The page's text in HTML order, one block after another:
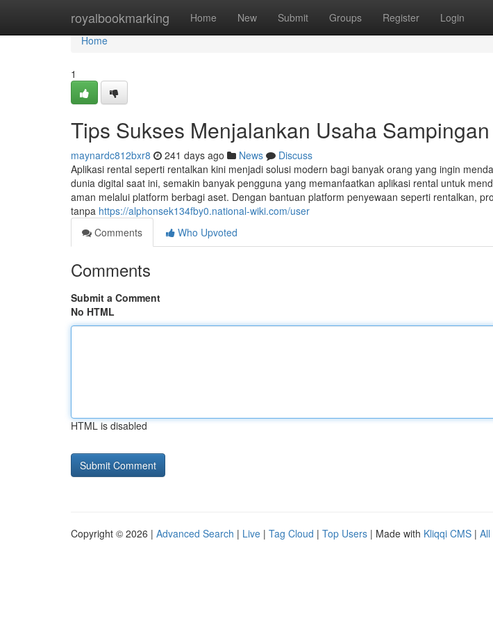
royalbookmarking Home New Submit Groups Register Login
Home
Home
1
Tips Sukses Menjalankan Usaha
maynardc812bxr8 241 days ago News
Discuss
Aplikasi rental seperti rentalkan kini menjadi solusi modern bagi banyak orang yang ingin
dunia digital saat ini, semakin banyak pengguna yang memanfaatkan aplikasi rental untuk
aman melalui platform berbagi aset. Dengan bantuan platform penyewaan seperti rentalkan,
tanpa https://alphonsek134fby0.national-wiki.com/user
Comments
Who Upvoted
Comments
Submit a Comment
No HTML
HTML is disabled
Copyright © 2026 | Advanced Search | Live | Tag Cloud | Top Users | Made with Kliqqi CMS | All